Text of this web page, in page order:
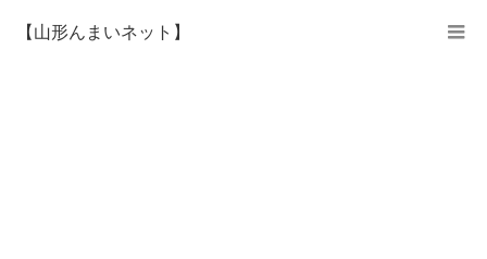
【山形んまいネット】